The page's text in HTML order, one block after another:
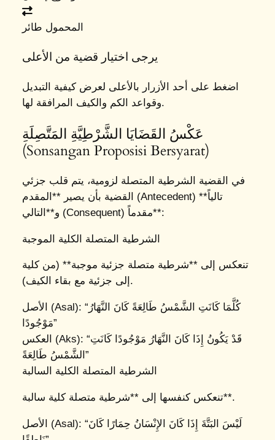
المحمول طائر
يرجى اختيار قضية من الأعلى
اضغط على أحد الأزرار بالأعلى لعرض كيفية التبديل
وقواعد الكم والكيف المرافقة لها.
عَكْسُ القَضَايَا الشَّرْطِيَّةِ المَتَّصِلَةِ
(Sonsangan Proposisi Bersyarat)
في القضية الشرطية المتصلة لزومية، يتم قلب جزئي
القضية بأن يصير **المقدم (Antecedent) تالياً**
و**التالي (Consequent) مقدماً**:
الشرطية المتصلة الكلية الموجبة
تنعكس إلى **شرطية متصلة جزئية موجبة** (من كلية
إلى جزئية مع بقاء الكيف).
الأصل (Asal): “كُلَّمَا كَانَتِ الشَّمْسُ طَالِعَةً كَانَ النَّهَارُ
مَوْجُودًا”
العكس (Aks): “قَدْ يَكُونُ إِذَا كَانَ النَّهَارُ مَوْجُودًا كَانَتِ
الشَّمْسُ طَالِعَةً”
الشرطية المتصلة الكلية السالبة
تنعكس كنفسها إلى **شرطية متصلة كلية سالبة**.
الأصل (Asal): “لَيْسَ البَتَّةَ إِذَا كَانَ الإِنْسَانُ حِمَارًا كَانَ